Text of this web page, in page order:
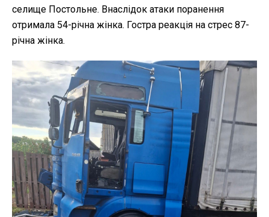
селище Постольне. Внаслідок атаки поранення
отримала 54-річна жінка. Гостра реакція на стрес 87-
річна жінка.